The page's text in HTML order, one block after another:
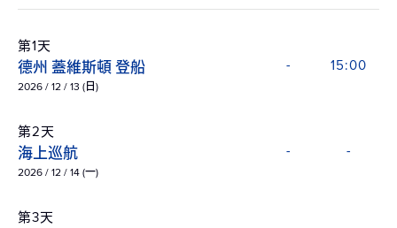
第1天
德州 蓋維斯頓 登船
2026 / 12 / 13 (日)
- 15:00
第2天
海上巡航
2026 / 12 / 14 (一)
- -
第3天